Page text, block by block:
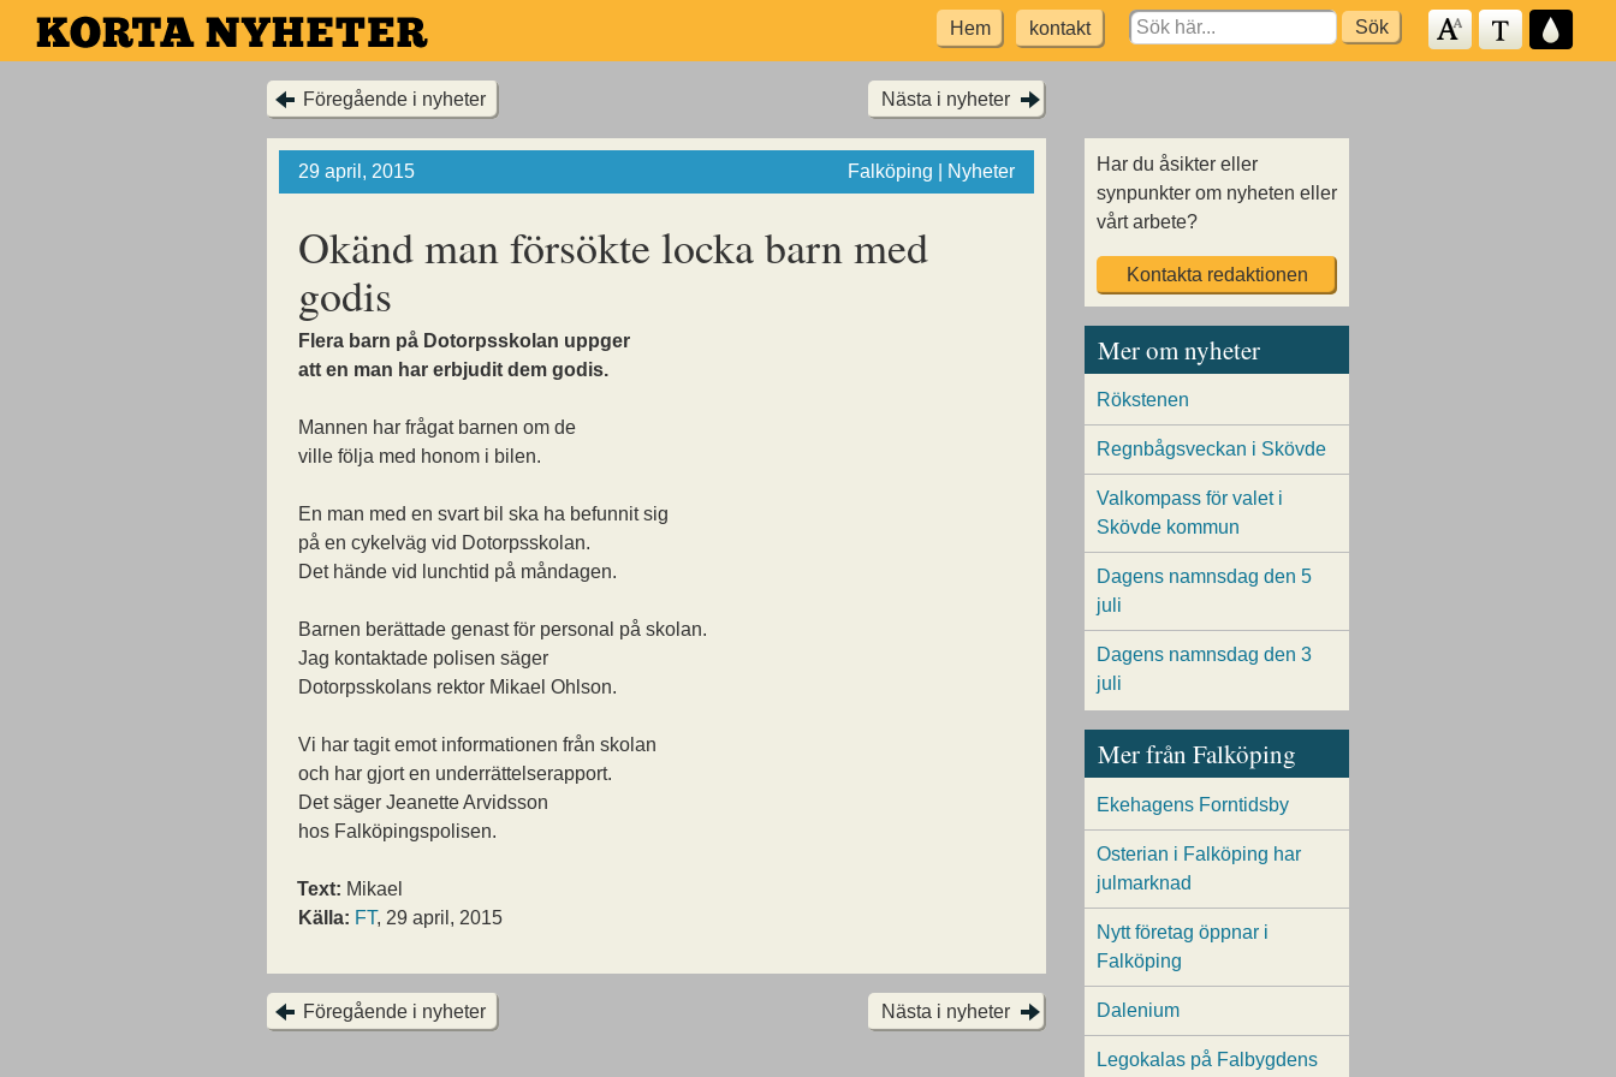
Hoppa
till
Hem kontakt
Search
for:
Föregående i nyheter Nästa i nyheter
29 april, 2015 Falköping | Nyheter
Okänd man försökte locka barn med
godis
Flera barn på Dotorpsskolan uppger
att en man har erbjudit dem godis.
Mannen har frågat barnen om de
ville följa med honom i bilen.
En man med en svart bil ska ha befunnit sig
på en cykelväg vid Dotorpsskolan.
Det hände vid lunchtid på måndagen.
Barnen berättade genast för personal på skolan.
Jag kontaktade polisen säger
Dotorpsskolans rektor Mikael Ohlson.
Vi har tagit emot informationen från skolan
och har gjort en underrättelserapport.
Det säger Jeanette Arvidsson
hos Falköpingspolisen.
Text: Mikael
Källa: FT, 29 april, 2015
Föregående i nyheter Nästa i nyheter
Har du åsikter eller
synpunkter om nyheten eller
vårt arbete?
Kontakta redaktionen
Mer om nyheter
Rökstenen
Regnbågsveckan i Skövde
Valkompass för valet i
Skövde kommun
Dagens namnsdag den 5
juli
Dagens namnsdag den 3
juli
Mer från Falköping
Ekehagens Forntidsby
Osterian i Falköping har
julmarknad
Nytt företag öppnar i
Falköping
Dalenium
Legokalas på Falbygdens